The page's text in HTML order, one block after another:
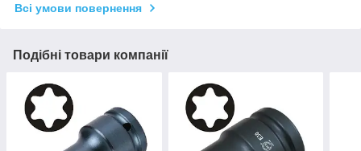
Всі умови повернення
Подібні товари компанії